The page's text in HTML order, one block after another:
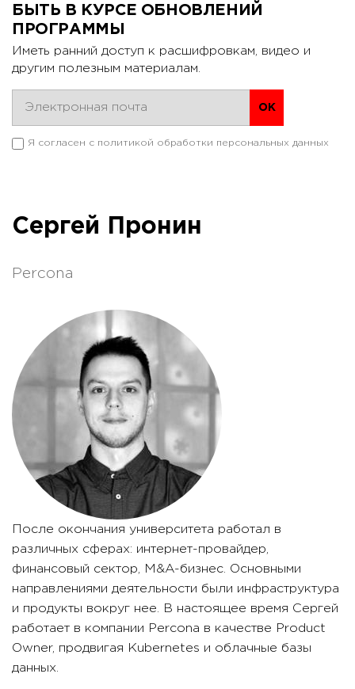
Сергей Пронин
Percona
После окончания университета работал в
различных сферах: интернет-провайдер,
финансовый сектор, M&A-бизнес. Основными
направлениями деятельности были инфраструктура
и продукты вокруг нее. В настоящее время Сергей
работает в компании Percona в качестве Product
Owner, продвигая Kubernetes и облачные базы
данных.
БЫТЬ В КУРСЕ ОБНОВЛЕНИЙ
ПРОГРАММЫ
Иметь ранний доступ к расшифровкам, видео и
другим полезным материалам.
Я согласен с политикой обработки персональных данных